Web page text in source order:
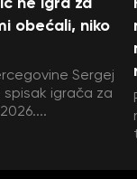
obećali, niko
Sergej
igrača za